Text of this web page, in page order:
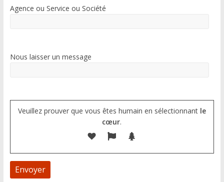
Agence ou Service ou Société
Nous laisser un message
Veuillez prouver que vous êtes humain en sélectionnantle
cœur.